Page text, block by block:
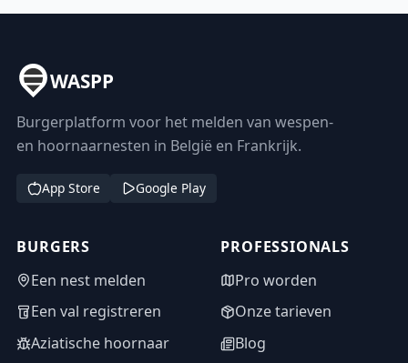
WASPP
Burgerplatform voor het melden van wespen-
en hoornaarnesten in België en Frankrijk.
App Store Google Play
BURGERS
Een nest melden
Een val registreren
Aziatische hoornaar
PROFESSIONALS
Pro worden
Onze tarieven
Blog